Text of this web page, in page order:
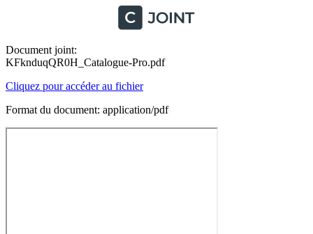
Document joint:
KFknduqQR0H_Catalogue-Pro.pdf
Cliquez pour accéder au fichier
Format du document: application/pdf